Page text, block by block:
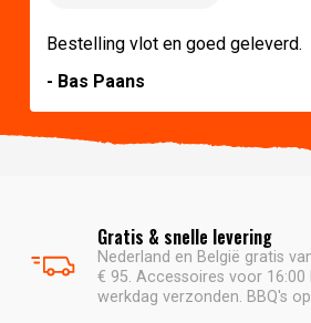
Bestelling vlot en goed geleverd.
- Bas Paans
Gratis & snelle levering
Nederland en België gratis
€ 95. Accessoires voor
werkdag verzonden. BBQ's